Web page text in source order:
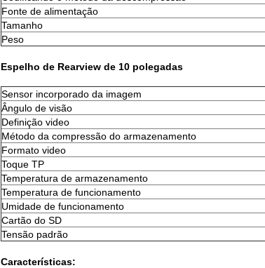
Fonte de alimentação
Tamanho
Peso
Espelho de Rearview de 10 polegadas
Sensor incorporado da imagem
Ângulo de visão
Definição video
Método da compressão do armazenamento
Formato video
Toque TP
Temperatura de armazenamento
Temperatura de funcionamento
Umidade de funcionamento
Cartão do SD
Tensão padrão
Características: